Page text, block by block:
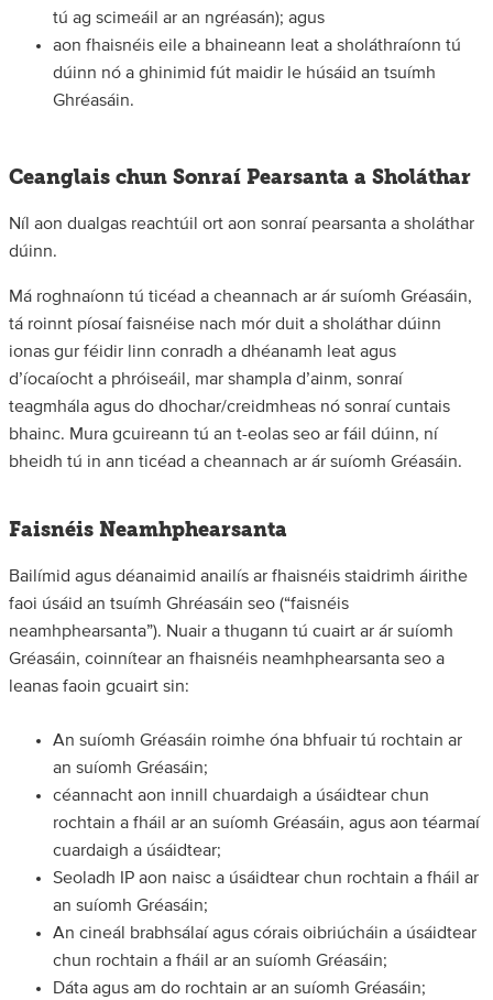
tú ag scimeáil ar an ngréasán); agus
aon fhaisnéis eile a bhaineann leat a sholáthraíonn tú
dúinn nó a ghinimid fút maidir le húsáid an tsuímh
Ghréasáin.
Ceanglais chun Sonraí Pearsanta a Sholáthar
Níl aon dualgas reachtúil ort aon sonraí pearsanta a sholáthar
dúinn.
Má roghnaíonn tú ticéad a cheannach ar ár suíomh Gréasáin,
tá roinnt píosaí faisnéise nach mór duit a sholáthar dúinn
ionas gur féidir linn conradh a dhéanamh leat agus
d’íocaíocht a phróiseáil, mar shampla d’ainm, sonraí
teagmhála agus do dhochar/creidmheas nó sonraí cuntais
bhainc. Mura gcuireann tú an t-eolas seo ar fáil dúinn, ní
bheidh tú in ann ticéad a cheannach ar ár suíomh Gréasáin.
Faisnéis Neamhphearsanta
Bailímid agus déanaimid anailís ar fhaisnéis staidrimh áirithe
faoi úsáid an tsuímh Ghréasáin seo (“faisnéis
neamhphearsanta”). Nuair a thugann tú cuairt ar ár suíomh
Gréasáin, coinnítear an fhaisnéis neamhphearsanta seo a
leanas faoin gcuairt sin:
An suíomh Gréasáin roimhe óna bhfuair tú rochtain ar
an suíomh Gréasáin;
céannacht aon innill chuardaigh a úsáidtear chun
rochtain a fháil ar an suíomh Gréasáin, agus aon téarmaí
cuardaigh a úsáidtear;
Seoladh IP aon naisc a úsáidtear chun rochtain a fháil ar
an suíomh Gréasáin;
An cineál brabhsálaí agus córais oibriúcháin a úsáidtear
chun rochtain a fháil ar an suíomh Gréasáin;
Dáta agus am do rochtain ar an suíomh Gréasáin;